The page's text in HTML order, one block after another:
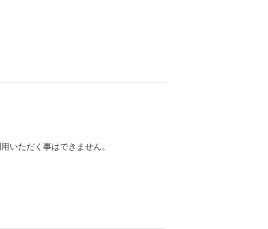
いただく事はできません。